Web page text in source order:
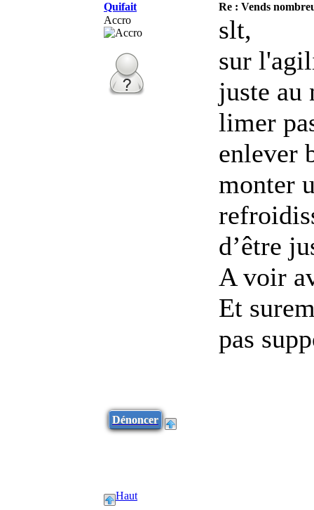
Quifait
Re : Vends
Accro
slt,
sur
juste au
limer
enlever
monter
d’être
A voir
Et
pas
Dénoncer
Haut